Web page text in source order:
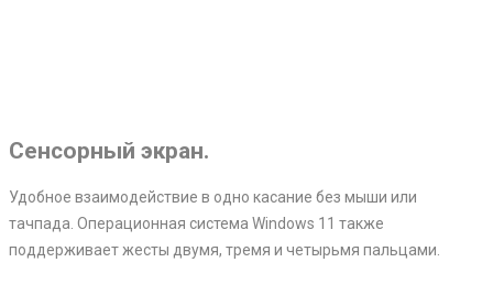
Сенсорный экран.
Удобное взаимодействие в одно касание без мыши или
тачпада. Операционная система Windows 11 также
поддерживает жесты двумя, тремя и четырьмя пальцами.